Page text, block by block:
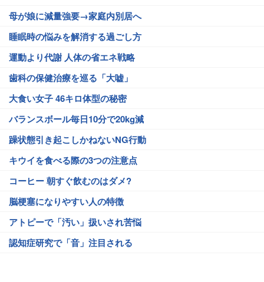
母が娘に減量強要→家庭内別居へ
睡眠時の悩みを解消する過ごし方
運動より代謝 人体の省エネ戦略
歯科の保健治療を巡る「大嘘」
大食い女子 46キロ体型の秘密
バランスボール毎日10分で20kg減
躁状態引き起こしかねないNG行動
キウイを食べる際の3つの注意点
コーヒー 朝すぐ飲むのはダメ?
脳梗塞になりやすい人の特徴
アトピーで「汚い」扱いされ苦悩
認知症研究で「音」注目される